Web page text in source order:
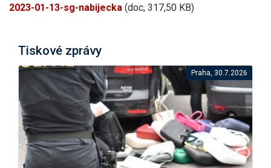
2023-01-13-sg-nabijecka (doc, 317,50 KB)
Tiskové zprávy
Praha, 30.7.2026